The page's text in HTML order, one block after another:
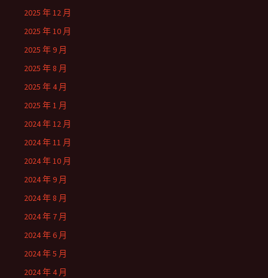
2025 年 12 月
2025 年 10 月
2025 年 9 月
2025 年 8 月
2025 年 4 月
2025 年 1 月
2024 年 12 月
2024 年 11 月
2024 年 10 月
2024 年 9 月
2024 年 8 月
2024 年 7 月
2024 年 6 月
2024 年 5 月
2024 年 4 月